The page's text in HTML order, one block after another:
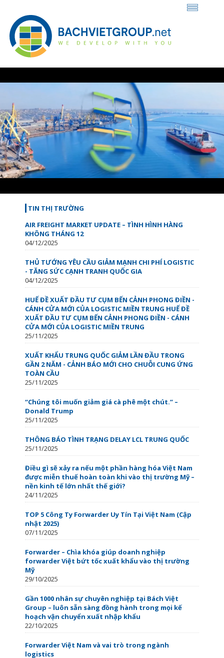
28.58%
TIN THỊ TRƯỜNG
AIR FREIGHT MARKET UPDATE – TÌNH HÌNH HÀNG
KHÔNG THÁNG 12
04/12/2025
THỦ TƯỚNG YÊU CẦU GIẢM MẠNH CHI PHÍ LOGISTIC
- TĂNG SỨC CẠNH TRANH QUỐC GIA
04/12/2025
HUẾ ĐỀ XUẤT ĐẦU TƯ CỤM BẾN CẢNH PHONG ĐIỀN -
CÁNH CỬA MỚI CỦA LOGISTIC MIỀN TRUNG HUẾ ĐỀ
XUẤT ĐẦU TƯ CỤM BẾN CẢNH PHONG ĐIỀN - CÁNH
CỬA MỚI CỦA LOGISTIC MIỀN TRUNG
25/11/2025
XUẤT KHẨU TRUNG QUỐC GIẢM LẦN ĐẦU TRONG
GẦN 2 NĂM - CẢNH BÁO MỚI CHO CHUỖI CUNG ỨNG
TOÀN CẦU
25/11/2025
“Chúng tôi muốn giảm giá cà phê một chút.” –
Donald Trump
25/11/2025
THÔNG BÁO TÌNH TRẠNG DELAY LCL TRUNG QUỐC
25/11/2025
Điều gì sẽ xảy ra nếu một phần hàng hóa Việt Nam
được miễn thuế hoàn toàn khi vào thị trường Mỹ –
nền kinh tế lớn nhất thế giới?
24/11/2025
TOP 5 Công Ty Forwarder Uy Tín Tại Việt Nam (Cập
nhật 2025)
07/11/2025
Forwarder – Chìa khóa giúp doanh nghiệp
forwarder Việt bứt tốc xuất khẩu vào thị trường
Mỹ
29/10/2025
Gần 1000 nhân sự chuyên nghiệp tại Bách Việt
Group – luôn sẵn sàng đồng hành trong mọi kế
hoạch vận chuyển xuất nhập khẩu
22/10/2025
Forwarder Việt Nam và vai trò trong ngành
logistics